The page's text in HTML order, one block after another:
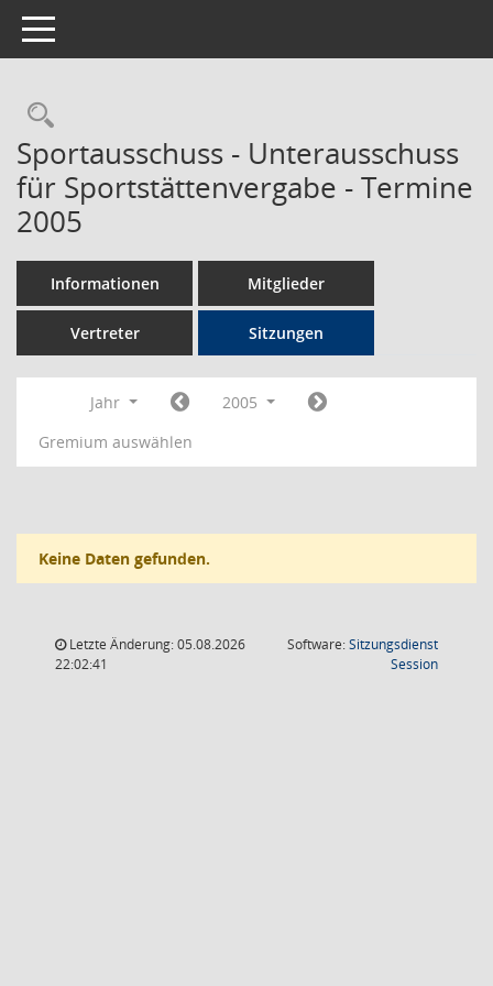
Toggle navigation
Rechercheauswahl
Sportausschuss - Unterausschuss
für Sportstättenvergabe - Termine
2005
Informationen Mitglieder
Vertreter Sitzungen
Jahr
2005
Gremium auswählen
Keine Daten gefunden.
Letzte Änderung: 05.08.2026
22:02:41
Software:Sitzungsdienst
Session(Wird in